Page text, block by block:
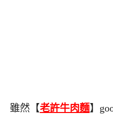
雖然【老許牛肉麵】